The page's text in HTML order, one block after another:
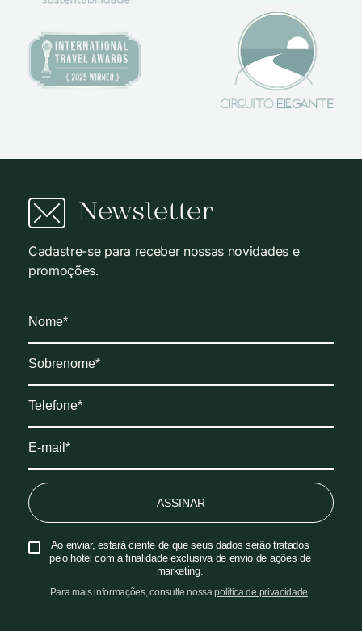
Newsletter
Cadastre-se para receber nossas novidades e
promoções.
ASSINAR
Ao enviar, estará ciente de que seus dados serão tratados
pelo hotel com a finalidade exclusiva de envio de ações de
marketing.
Para mais informações, consulte nossapolítica de privacidade.